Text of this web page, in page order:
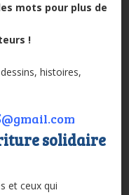
mots pour plus de
!
histoires,
com
solidaire
et ceux qui